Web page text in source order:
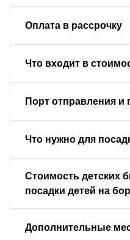
Оплата в рассрочку
Что входит в
Порт отправления и
Что нужно для
Стоимость детских
посадки детей на
Дополнительные